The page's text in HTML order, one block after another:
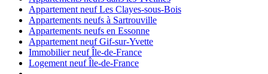
Appartement neuf Les Clayes-sous-Bois
Appartements neufs à Sartrouville
Appartements neufs en Essonne
Appartement neuf Gif-sur-Yvette
Immobilier neuf Île-de-France
Logement neuf Île-de-France